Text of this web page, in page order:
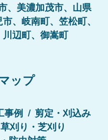
、美濃加茂市、山県
、岐南町、笠松町、
辺町、御嵩町
ップ
事例
剪定・刈込み
草刈り・芝刈り